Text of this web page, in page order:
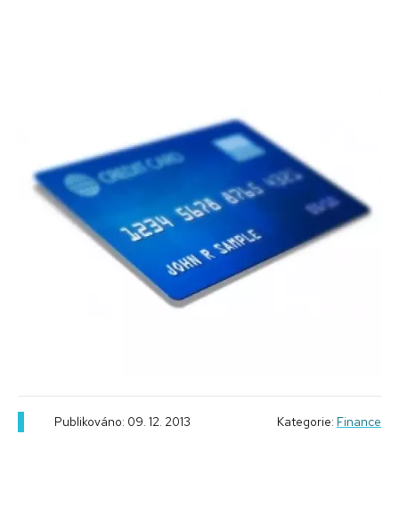
Publikováno: 09. 12. 2013 Kategorie: Finance